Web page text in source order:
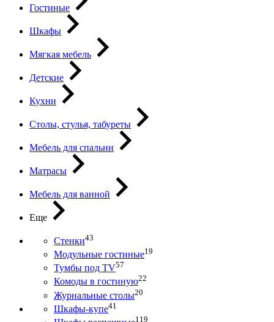
Гостиные
Шкафы
Мягкая мебель
Детские
Кухни
Столы, стулья, табуреты
Мебель для спальни
Матрасы
Мебель для ванной
Еще
Стенки43
Модульные гостиные19
Тумбы под ТV57
Комоды в гостиную22
Журнальные столы20
Шкафы-купе41
119